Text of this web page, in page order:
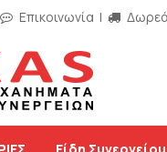
Επικοινωνία |